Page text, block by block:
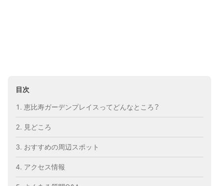
目次
恵比寿ガーデンプレイスってどんなところ？
見どころ
おすすめの周辺スポット
アクセス情報